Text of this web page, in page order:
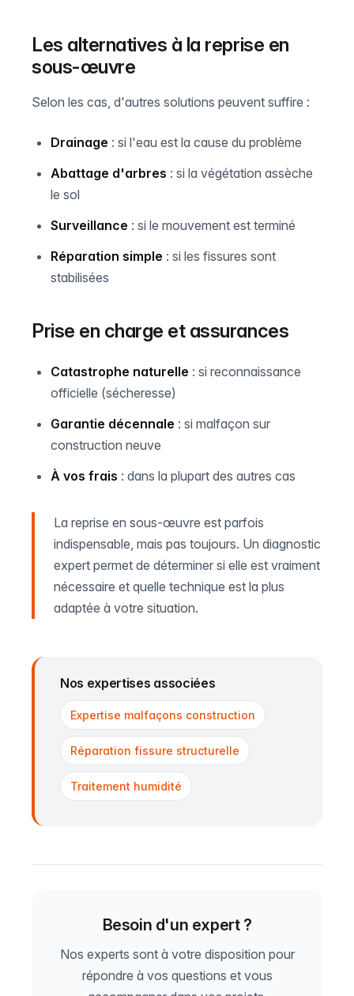
Les alternatives à la reprise en
sous-œuvre
Selon les cas, d'autres solutions peuvent suffire :
Drainage : si l'eau est la cause du problème
Abattage d'arbres : si la végétation assèche
le sol
Surveillance : si le mouvement est terminé
Réparation simple : si les fissures sont
stabilisées
Prise en charge et assurances
Catastrophe naturelle : si reconnaissance
officielle (sécheresse)
Garantie décennale : si malfaçon sur
construction neuve
À vos frais : dans la plupart des autres cas
La reprise en sous-œuvre est parfois
indispensable, mais pas toujours. Un diagnostic
expert permet de déterminer si elle est vraiment
nécessaire et quelle technique est la plus
adaptée à votre situation.
Nos expertises associées
Expertise malfaçons construction
Réparation fissure structurelle
Traitement humidité
Besoin d'un expert ?
Nos experts sont à votre disposition pour
répondre à vos questions et vous